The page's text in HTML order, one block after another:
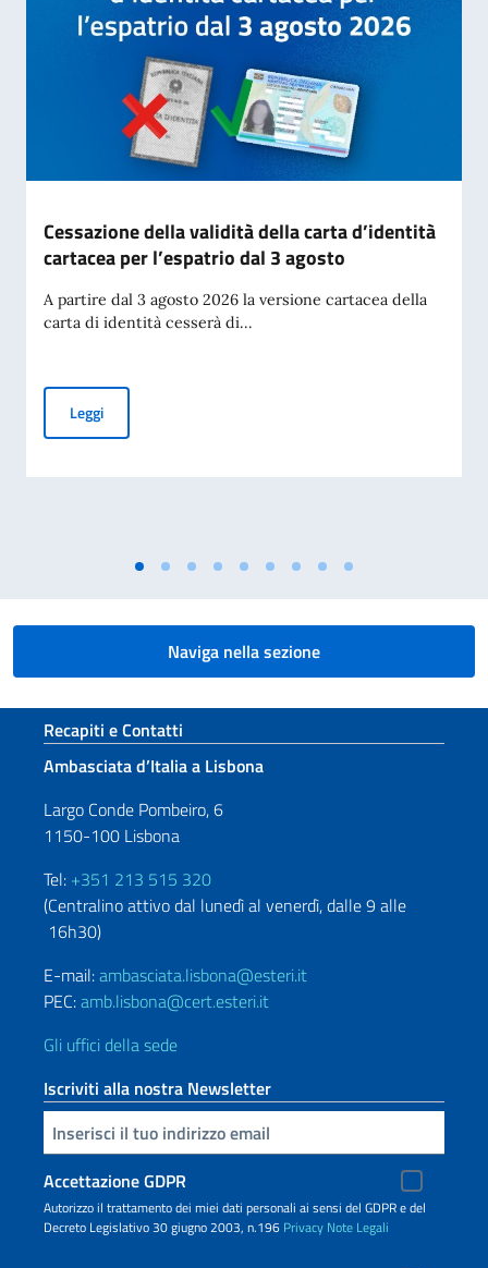
Cessazione della validità della carta d’identità
cartacea per l’espatrio dal 3 agosto
A partire dal 3 agosto 2026 la versione cartacea della
carta di identità cesserà di...
LeggiCessazione della validità della carta d’identità cartacea
Naviga nella sezione
Sezione footer
Recapiti e Contatti
Ambasciata d’Italia a Lisbona
Largo Conde Pombeiro, 6
1150-100 Lisbona
Tel: +351 213 515 320
(Centralino attivo dal lunedì al venerdì, dalle 9 alle
16h30)
E-mail:ambasciata.lisbona@esteri.it
PEC:amb.lisbona@cert.esteri.it
Gli uffici della sede
Iscriviti alla nostra Newsletter
Inserisci la tua email
Accettazione GDPR
Autorizzo il trattamento dei miei dati personali ai sensi del GDPR e del
Decreto Legislativo 30 giugno 2003, n.196 Privacy Note Legali